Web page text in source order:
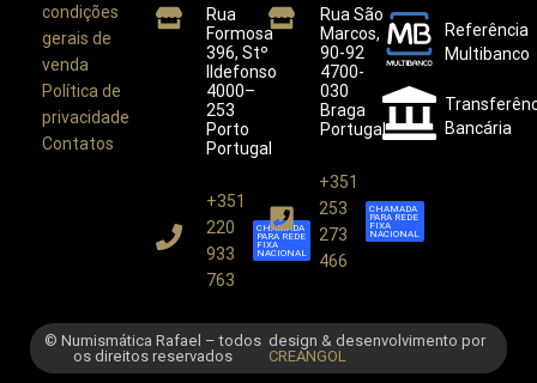
Este site utiliza cookies para melhorar a sua
Ao utilizar este site concorda com a nossaPolítica de
condições
gerais de
venda
Política de
privacidade
Contatos
Rua
Formosa
396, Stº
Ildefonso
4000–
253
Porto
Portugal
+351
220
933
763
CHAMADA
PARA REDE
FIXA
NACIONAL
Rua São
Marcos,
90-92
4700-
030
Braga
Portugal
+351
253
273
466
CHAMADA
PARA REDE
FIXA
NACIONAL
Referência
Multibanco
Bancária
© Numismática Rafael – todos
os direitos reservados
design & desenvolvimento por
CREANGOL